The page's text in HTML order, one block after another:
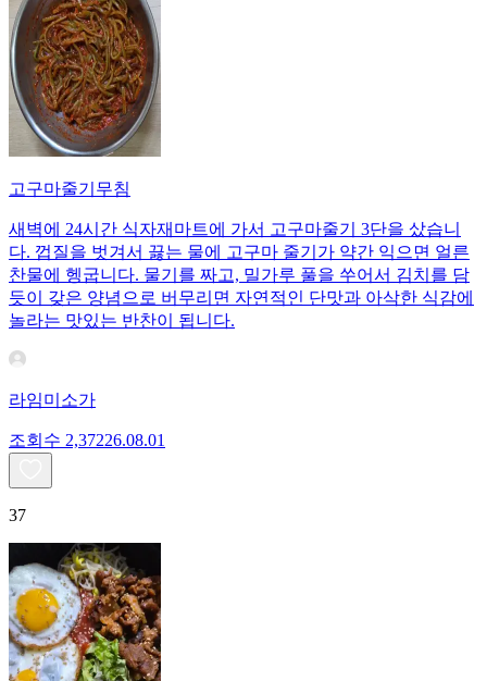
고구마줄기무침
새벽에 24시간 식자재마트에 가서 고구마줄기 3단을 샀습니
다. 껍질을 벗겨서 끓는 물에 고구마 줄기가 약간 익으면 얼른
찬물에 헹굽니다. 물기를 짜고, 밀가루 풀을 쑤어서 김치를 담
듯이 갖은 양념으로 버무리면 자연적인 단맛과 아삭한 식감에
놀라는 맛있는 반찬이 됩니다.
라임미소가
조회수 2,37226.08.01
37